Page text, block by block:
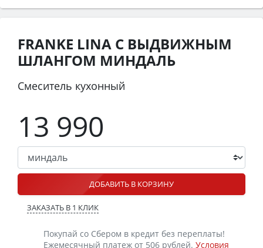
FRANKE LINA С ВЫДВИЖНЫМ
ШЛАНГОМ МИНДАЛЬ
Смеситель кухонный
13 990
ДОБАВИТЬ В КОРЗИНУ
ЗАКАЗАТЬ В 1 КЛИК
Покупай со Сбером в кредит без переплаты!
Ежемесячный платеж от 506 рублей. Условия